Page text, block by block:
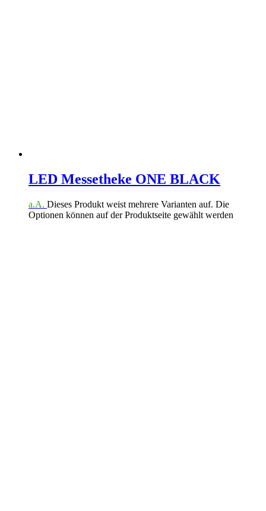
LED Messetheke ONE BLACK
a.A. Dieses Produkt weist mehrere Varianten auf. Die
Optionen können auf der Produktseite gewählt werden